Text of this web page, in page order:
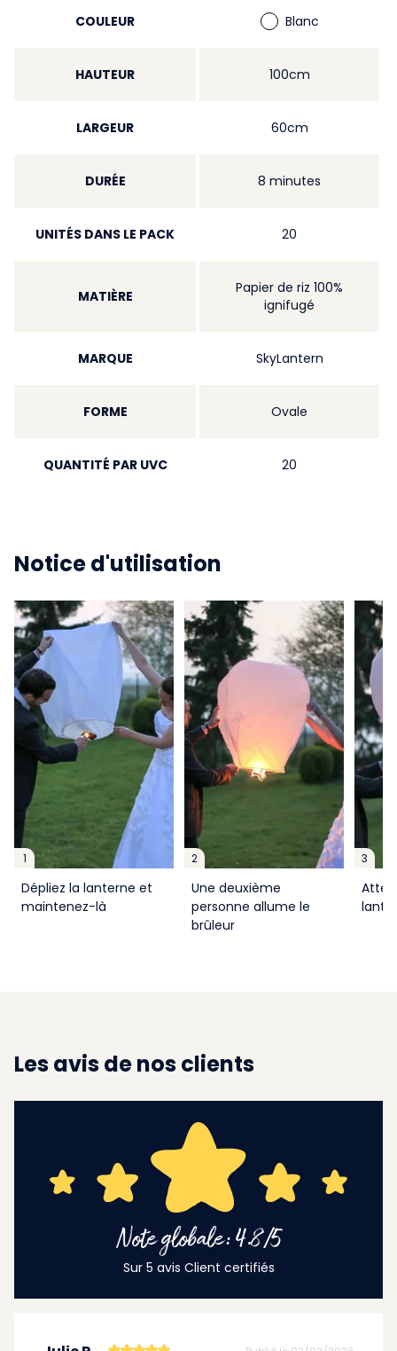
COULEUR Blanc
HAUTEUR 100cm
LARGEUR 60cm
DURÉE 8 minutes
UNITÉS DANS LE PACK 20
MATIÈRE
Papier de riz 100%
ignifugé
MARQUE SkyLantern
FORME Ovale
QUANTITÉ PAR UVC 20
Notice d'utilisation
1
Dépliez la lanterne et
maintenez-là
2
Une deuxième
personne allume le
brûleur
3
Les avis de nos clients
Note globale: 4.8/5
Sur 5 avis Client certifiés